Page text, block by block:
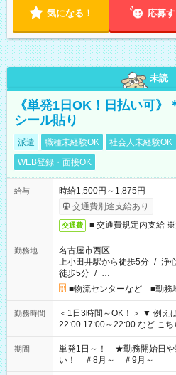
気になる！ 応募
未読
《単発1日OK！日払い可》
シール貼り
派遣 職種未経験OK 社会人未経験OK
WEB登録・面接OK
給与
時給1,500円～1,875円
交通費別途支給あり
交通費 ■ 交通費規定内支給
勤務地
名古屋市西区
上小田井駅から徒歩5分 / 浄
徒歩5分 / …
■物流センターなど ■勤務
勤務時間
＜1日3時間～OK！＞ ▼ 例えば… ▼ 15:00～18:00 15:00～
22:00 17:00～22:00 など こちら以外の時間もお気軽にご相談く
ださい！
期間
単発1日～！ ★勤務開始日や
い！ ＃8月～ ＃9月～